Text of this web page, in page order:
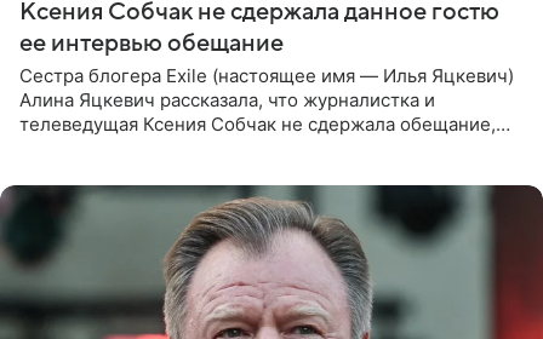
Ксения Собчак не сдержала данное гостю
ее интервью обещание
Сестра блогера Exile (настоящее имя — Илья Яцкевич)
Алина Яцкевич рассказала, что журналистка и
телеведущая Ксения Собчак не сдержала обещание,